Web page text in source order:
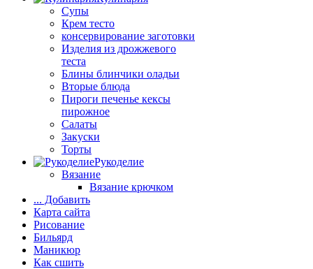
Супы
Крем тесто
консервирование заготовки
Изделия из дрожжевого
теста
Блины блинчики оладьи
Вторые блюда
Пироги печенье кексы
пирожное
Салаты
Закуски
Торты
Рукоделие
Вязание
Вязание крючком
... Добавить
Карта сайта
Рисование
Бильярд
Маникюр
Как сшить